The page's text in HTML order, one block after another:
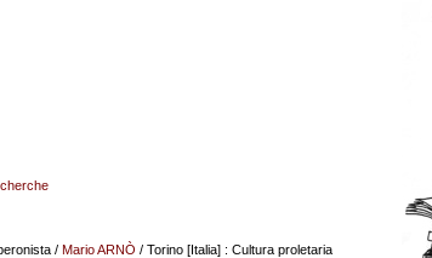
/ Mario ARNÒ / Torino [Italia] : Cultura proletaria